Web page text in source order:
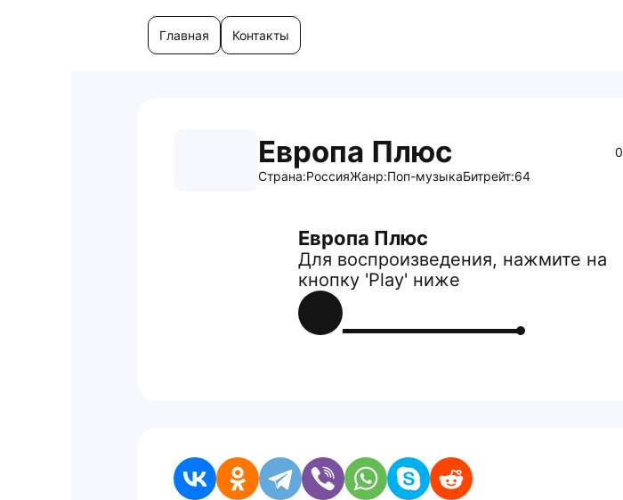
Главная Контакты
Европа Плюс
0
Страна:РоссияЖанр:Поп-музыкаБитрейт:64
Европа Плюс
Для воспроизведения, нажмите на
кнопку 'Play' ниже